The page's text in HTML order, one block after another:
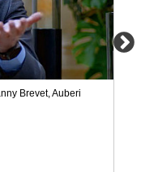
Brevet, Auberi